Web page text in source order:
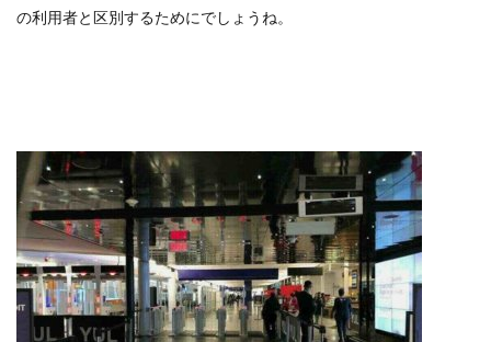
の利用者と区別するためにでしょうね。